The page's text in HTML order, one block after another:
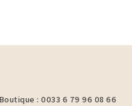
Boutique : 0033 6 79 96 08 66